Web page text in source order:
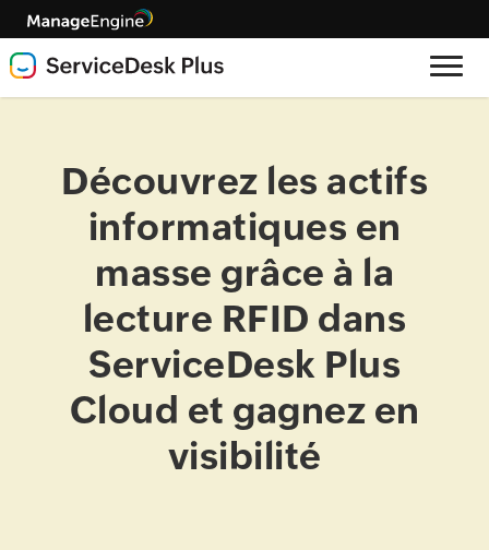
Découvrez les actifs
informatiques en
masse grâce à la
lecture RFID dans
ServiceDesk Plus
Cloud et gagnez en
visibilité